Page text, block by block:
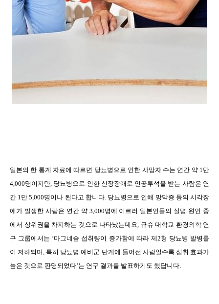
일본의 한 통계 자료에 따르면 당뇨병으로 인한 사망자 수는 연간 약1 만
4,000명이지만 당뇨병으로 인한 신장장애로 인공투석을 받는 사람은 연
간 1 만 5,000명이나 된다고 합니다. 당뇨병으로 인해 망막증 등의 시각장
애가 발생한 사람은 연간 약3,000명에 이르러 일본인들의 실명 원인 중
에서 상위권을 차지하는 것으로 나타났는데요
규슈 대학교 환경의학 연
구 그룹에서는 ‘마그네슘 섭취량이 증가함에 따라 제2형 당뇨병 발병률
이 저하되며 특히 당뇨병 예비군 단계에 들어선 사람일수록 섭취 효과가
높은 것으로 판명되었다’는 연구 결과를 발표하기도 했답니다